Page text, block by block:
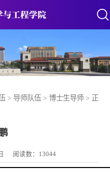
> 导师队伍 > 博士生导师 > 正
阅读数： 13044